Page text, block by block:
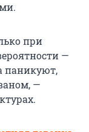
при
—
паникуют,
—